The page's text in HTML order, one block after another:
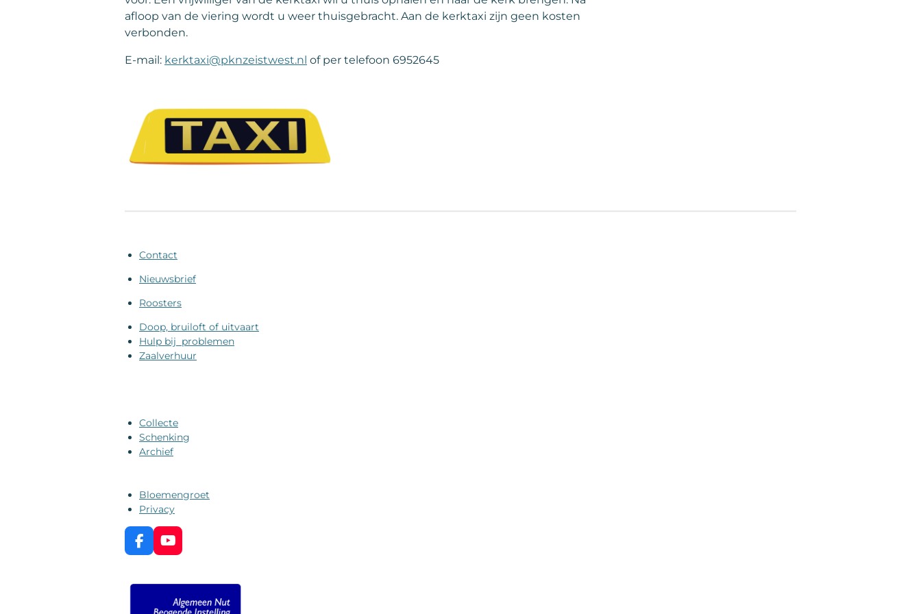
afloop van de viering wordt u weer thuisgebracht. Aan de kerktaxi zijn geen kosten
verbonden.
E-mail: kerktaxi@pknzeistwest.nl of per telefoon 6952645
Contact
Nieuwsbrief
Roosters
Doop, bruiloft of uitvaart
Hulp bij problemen
Zaalverhuur
Collecte
Schenking
Archief
Bloemengroet
Privacy
F
a
e
Y
o
T
u
b